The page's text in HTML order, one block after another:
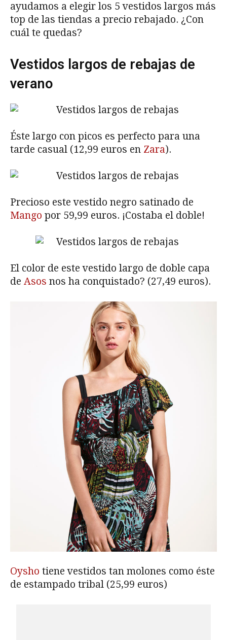
ayudamos a elegir los 5 vestidos largos más
top de las tiendas a precio rebajado. ¿Con
cuál te quedas?
Vestidos largos de rebajas de
verano
Éste largo con picos es perfecto para una
tarde casual (12,99 euros en Zara).
Precioso este vestido negro satinado de
Mango por 59,99 euros. ¡Costaba el doble!
El color de este vestido largo de doble capa
de Asos nos ha conquistado? (27,49 euros).
Oysho tiene vestidos tan molones como éste
de estampado tribal (25,99 euros)